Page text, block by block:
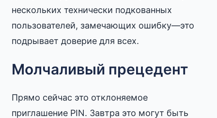
нескольких технически подкованных
пользователей, замечающих ошибку—это
подрывает доверие для всех.
Молчаливый прецедент
Прямо сейчас это отклоняемое
приглашение PIN. Завтра это могут быть